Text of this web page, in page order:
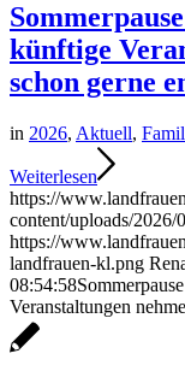
künftige
schon gerne
in 2026, Aktuell,
Weiterlesen
https://
content/uploads/
https://
landfrauen-kl.png
08:54:58
Veranstaltungen